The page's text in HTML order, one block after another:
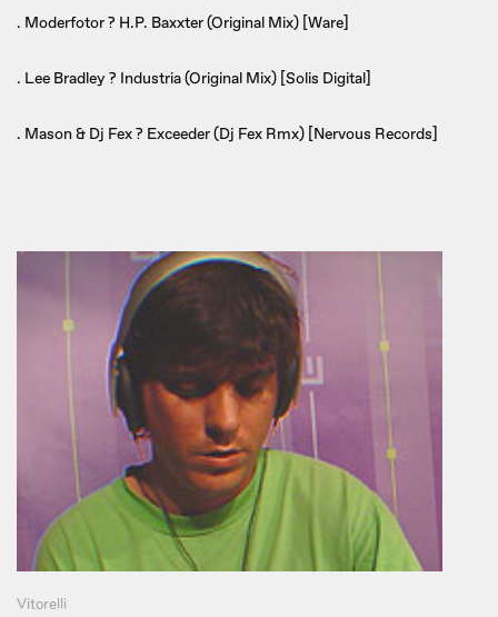
. Moderfotor ? H.P. Baxxter (Original Mix) [Ware]
. Lee Bradley ? Industria (Original Mix) [Solis Digital]
. Mason & Dj Fex ? Exceeder (Dj Fex Rmx) [Nervous Records]
Vitorelli